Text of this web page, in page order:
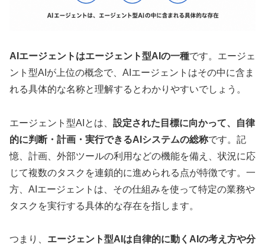
AIエージェントはエージェント型AIの一種です。エージェ
ント型AIが上位の概念で、AIエージェントはその中に含ま
れる具体的な名称と理解するとわかりやすいでしょう。
エージェント型AIとは、 設定された目標に向かって、自律
的に判断・計画・実行できるAIシステムの総称です。記
憶、計画、外部ツールの利用などの機能を備え、状況に応
じて複数のタスクを連鎖的に進められる点が特徴です。一
方、AIエージェントは、その仕組みを使って特定の業務や
タスクを実行する具体的な存在を指します。
つまり、 エージェント型AIは自律的に動くAIの考え方や分